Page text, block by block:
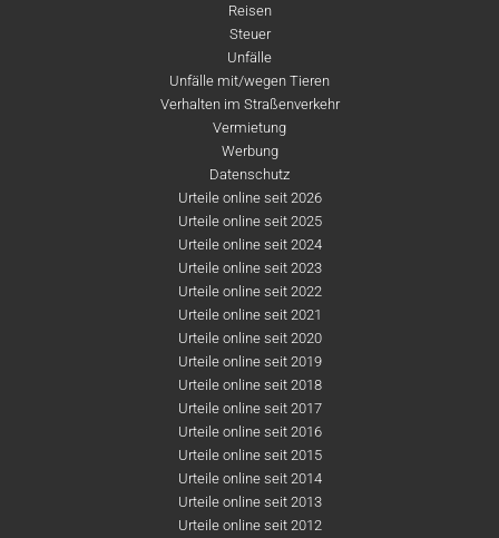
Reisen
Steuer
Unfälle
Unfälle mit/wegen Tieren
Verhalten im Straßenverkehr
Vermietung
Werbung
Datenschutz
Urteile online seit 2026
Urteile online seit 2025
Urteile online seit 2024
Urteile online seit 2023
Urteile online seit 2022
Urteile online seit 2021
Urteile online seit 2020
Urteile online seit 2019
Urteile online seit 2018
Urteile online seit 2017
Urteile online seit 2016
Urteile online seit 2015
Urteile online seit 2014
Urteile online seit 2013
Urteile online seit 2012